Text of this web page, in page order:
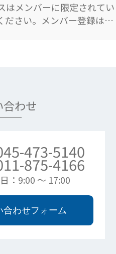
はメンバーに限定されてい
ださい。メンバー登録は下
合わせ
473-5140
875-4166
：9:00 ～ 17:00
合わせフォーム